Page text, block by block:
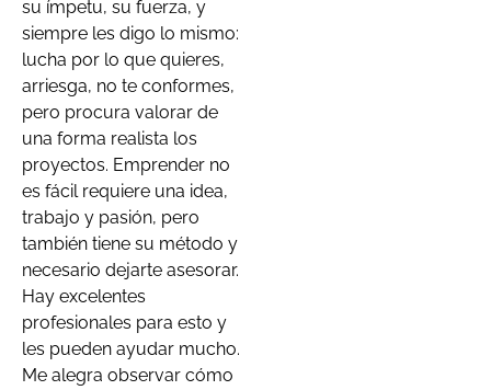
su ímpetu, su fuerza, y
siempre les digo lo mismo:
lucha por lo que quieres,
arriesga, no te conformes,
pero procura valorar de
una forma realista los
proyectos. Emprender no
es fácil requiere una idea,
trabajo y pasión, pero
también tiene su método y
necesario dejarte asesorar.
Hay excelentes
profesionales para esto y
les pueden ayudar mucho.
Me alegra observar cómo